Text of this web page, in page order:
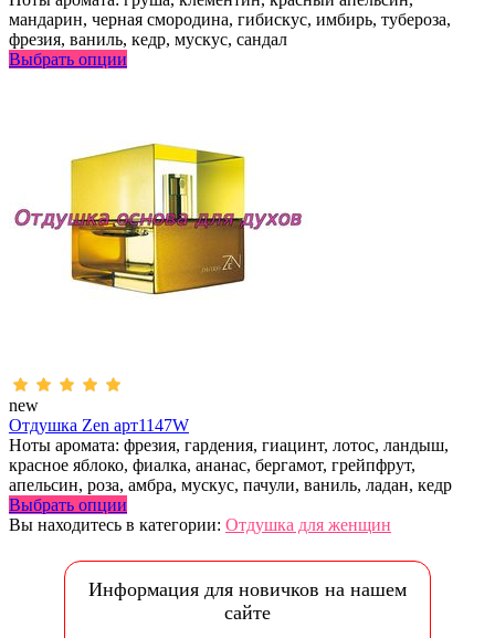
мандарин, черная смородина, гибискус, имбирь, тубероза,
фрезия, ваниль, кедр, мускус, сандал
Выбрать опции
new
Отдушка Zen арт1147W
Ноты аромата: фрезия, гардения, гиацинт, лотос, ландыш,
красное яблоко, фиалка, ананас, бергамот, грейпфрут,
апельсин, роза, амбра, мускус, пачули, ваниль, ладан, кедр
Выбрать опции
Вы находитесь в категории: Отдушка для женщин
Информация для новичков на нашем
сайте